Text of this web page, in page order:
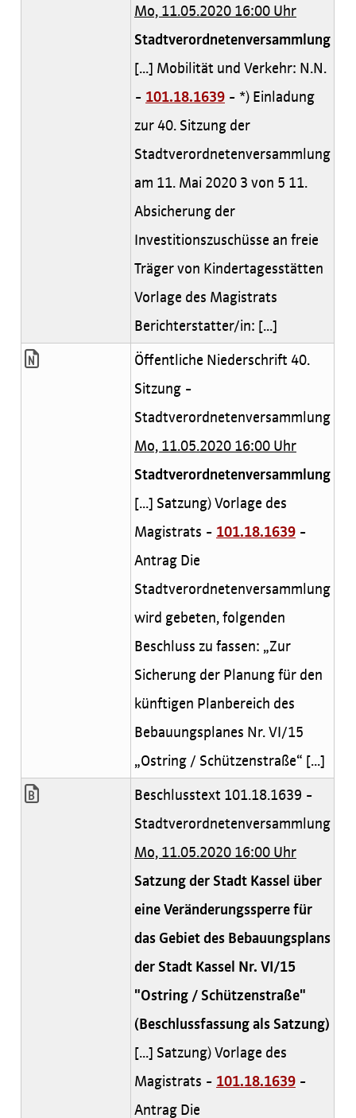
Mo, 11.05.2020 16:00 Uhr
Stadtverordnetenversammlung
[...] Mobilität und Verkehr: N.N.
- 101.18.1639- *) Einladung
zur 40. Sitzung der
Stadtverordnetenversammlung
am 11. Mai 2020 3 von 5 11.
Absicherung der
Investitionszuschüsse an freie
Träger von Kindertagesstätten
Vorlage des Magistrats
Berichterstatter/in: [...]
Öffentliche Niederschrift 40.
Sitzung -
Stadtverordnetenversammlung
Mo, 11.05.2020 16:00 Uhr
Stadtverordnetenversammlung
[...] Satzung) Vorlage des
Magistrats - 101.18.1639-
Antrag Die
Stadtverordnetenversammlung
wird gebeten, folgenden
Beschluss zu fassen: „Zur
Sicherung der Planung für den
künftigen Planbereich des
Bebauungsplanes Nr. VI/15
„Ostring / Schützenstraße“ [...]
Beschlusstext 101.18.1639 -
Stadtverordnetenversammlung
Mo, 11.05.2020 16:00 Uhr
Satzung der Stadt Kassel über
eine Veränderungssperre für
das Gebiet des Bebauungsplans
der Stadt Kassel Nr. VI/15
"Ostring / Schützenstraße"
(Beschlussfassung als Satzung)
[...] Satzung) Vorlage des
Magistrats - 101.18.1639-
Antrag Die